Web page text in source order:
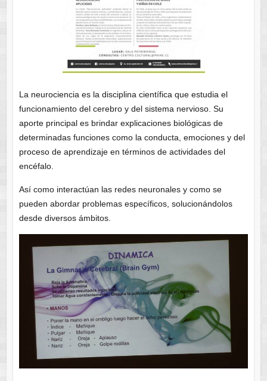
La neurociencia es la disciplina científica que estudia el
funcionamiento del cerebro y del sistema nervioso. Su
aporte principal es brindar explicaciones biológicas de
determinadas funciones como la conducta, emociones y del
proceso de aprendizaje en términos de actividades del
encéfalo.
Así como interactúan las redes neuronales y como se
pueden abordar problemas específicos, solucionándolos
desde diversos ámbitos.